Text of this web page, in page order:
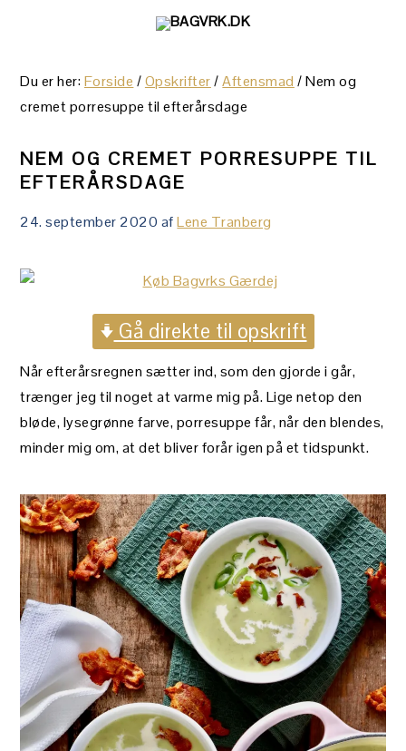
primær
navigation
primær
sidebar
Du er her:Forside /Opskrifter / Aftensmad /Nem og
cremet porresuppe til efterårsdage
NEM OG CREMET PORRESUPPE TIL
EFTERÅRSDAGE
24. september 2020 afLene Tranberg
Gå direkte til opskrift
Når efterårsregnen sætter ind, som den gjorde i går,
trænger jeg til noget at varme mig på. Lige netop den
bløde, lysegrønne farve, porresuppe får, når den blendes,
minder mig om, at det bliver forår igen på et tidspunkt.